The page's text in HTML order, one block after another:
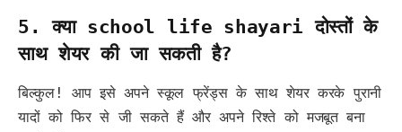
5. क्या school life shayari दोस्तों के
साथ शेयर की जा सकती है?
बिल्कुल! आप इसे अपने स्कूल फ्रेंड्स के साथ शेयर करके पुरानी
यादों को फिर से जी सकते हैं और अपने रिश्ते को मजबूत बना